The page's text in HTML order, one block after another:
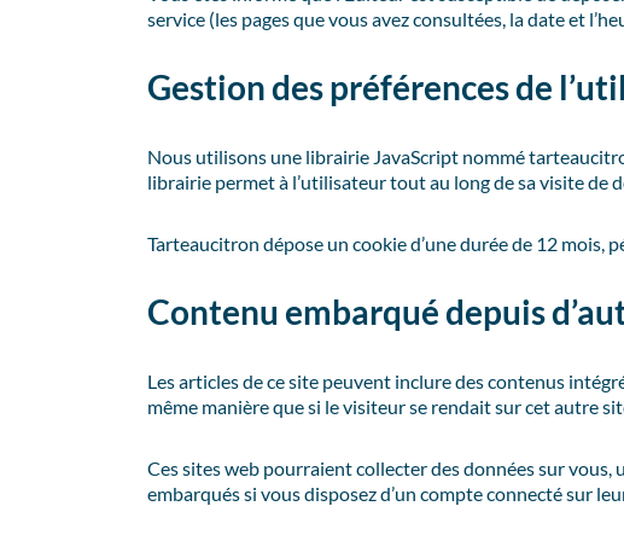
service (les pages que vous avez consultées, la date et
Gestion des préférences de
Nous utilisons une librairie JavaScript nommé
librairie permet à l’utilisateur tout au long de sa visite de
Tarteaucitron dépose un cookie d’une durée de 12 mois,
Contenu embarqué depuis
Les articles de ce site peuvent inclure des contenus
même manière que si le visiteur se rendait sur cet autre
Ces sites web pourraient collecter des données sur
embarqués si vous disposez d’un compte connecté sur